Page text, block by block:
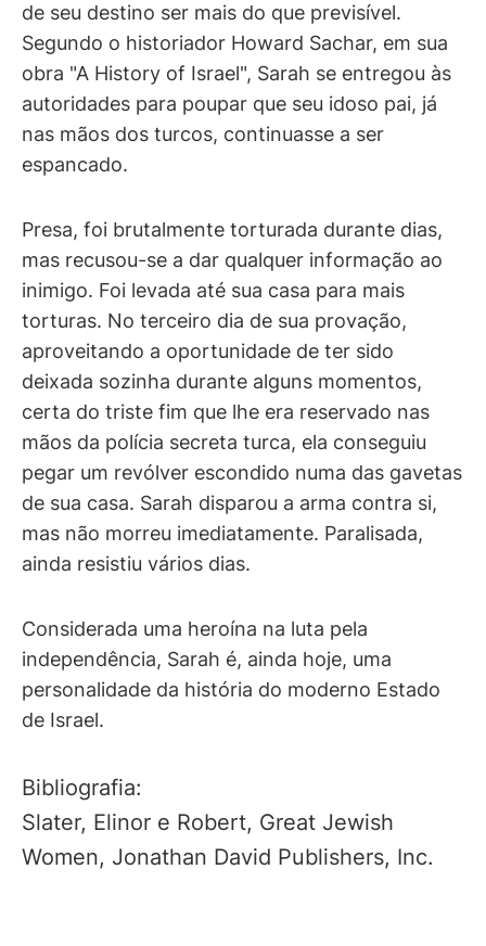
de seu destino ser mais do que previsível.
Segundo o historiador Howard Sachar, em sua
obra "A History of Israel", Sarah se entregou às
autoridades para poupar que seu idoso pai, já
nas mãos dos turcos, continuasse a ser
espancado.
Presa, foi brutalmente torturada durante dias,
mas recusou-se a dar qualquer informação ao
inimigo. Foi levada até sua casa para mais
torturas. No terceiro dia de sua provação,
aproveitando a oportunidade de ter sido
deixada sozinha durante alguns momentos,
certa do triste fim que lhe era reservado nas
mãos da polícia secreta turca, ela conseguiu
pegar um revólver escondido numa das gavetas
de sua casa. Sarah disparou a arma contra si,
mas não morreu imediatamente. Paralisada,
ainda resistiu vários dias.
Considerada uma heroína na luta pela
independência, Sarah é, ainda hoje, uma
personalidade da história do moderno Estado
de Israel.
Bibliografia:
Slater, Elinor e Robert, Great Jewish
Women, Jonathan David Publishers, Inc.